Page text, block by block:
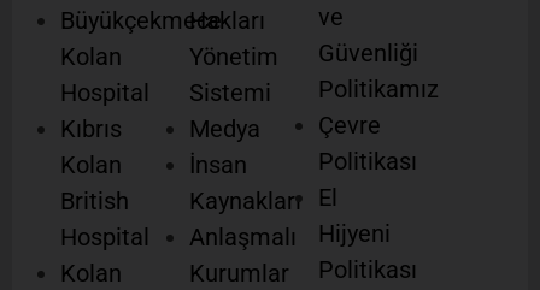
Büyükçekmece
Kolan
Hospital
Kıbrıs
Kolan
British
Hospital
Kolan
Hakları
Yönetim
Sistemi
Medya
İnsan
Kaynakları
Anlaşmalı
Kurumlar
ve
Güvenliği
Politikamız
Çevre
Politikası
El
Hijyeni
Politikası